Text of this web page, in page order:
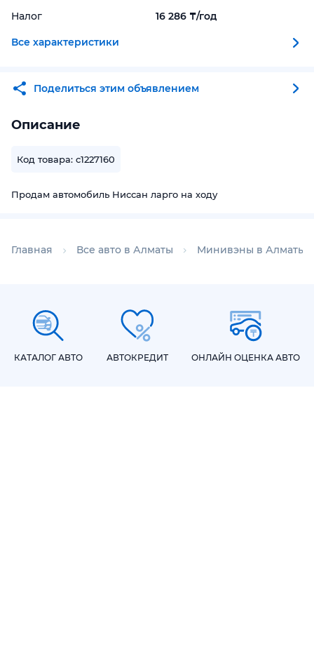
Налог
16 286 ₸/год
Все характеристики
Поделиться этим объявлением
Описание
Код товара: c1227160
Продам автомобиль Ниссан ларго на ходу
Главная Все авто в Алматы Минивэны в Алматы
КАТАЛОГ АВТО АВТОКРЕДИТ ОНЛАЙН ОЦЕНКА АВТО